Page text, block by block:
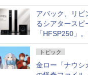
アバック、リビ
るシアタースピ
「HFSP250」
ルフはペア3万
トピック
金ロー「ナウシ